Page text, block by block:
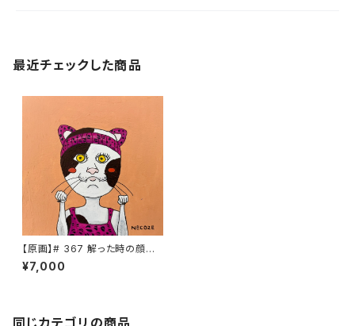
最近チェックした商品
【原画】# 367 解った時の顔が
特殊な猫
¥7,000
同じカテゴリの商品